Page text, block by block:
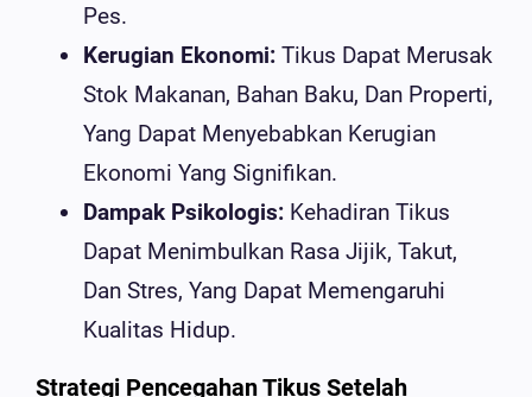
Pes.
Kerugian Ekonomi: Tikus Dapat Merusak
Stok Makanan, Bahan Baku, Dan Properti,
Yang Dapat Menyebabkan Kerugian
Ekonomi Yang Signifikan.
Dampak Psikologis: Kehadiran Tikus
Dapat Menimbulkan Rasa Jijik, Takut,
Dan Stres, Yang Dapat Memengaruhi
Kualitas Hidup.
Strategi Pencegahan Tikus Setelah